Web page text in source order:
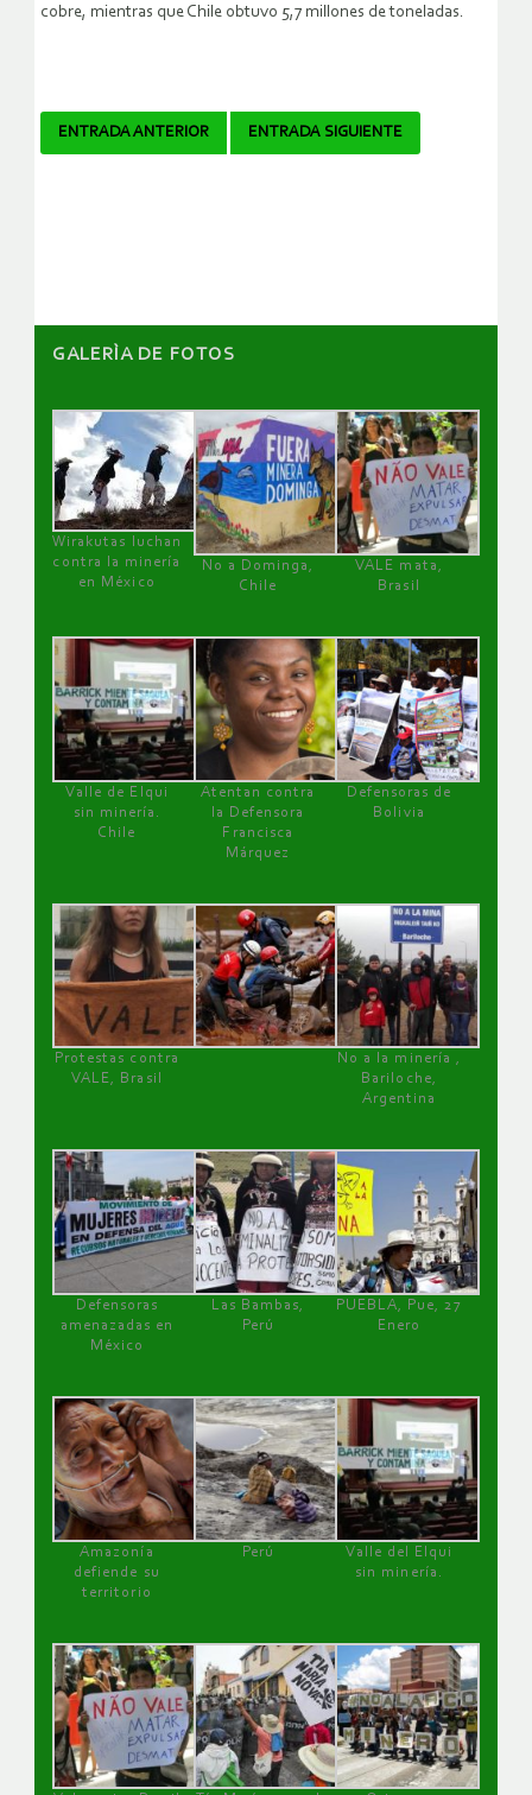
cobre, mientras que Chile obtuvo 5,7 millones de toneladas.
Navegador
ENTRADA ANTERIOR ENTRADA SIGUIENTE
GALERÌA DE FOTOS
Wirakutas luchan
contra la minería
en México
No a Dominga,
Chile
VALE mata,
Brasil
Valle de Elqui
sin minería.
Chile
Atentan contra
la Defensora
Francisca
Márquez
Defensoras de
Bolivia
Protestas contra
VALE, Brasil
No a la minería ,
Bariloche,
Argentina
Defensoras
amenazadas en
México
Las Bambas,
Perú
PUEBLA, Pue, 27
Enero
Amazonía
defiende su
territorio
Perú
Valle del Elqui
sin minería.